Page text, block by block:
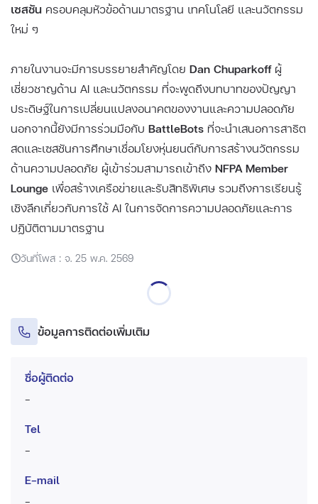
เซสชัน ครอบคลุมหัวข้อด้านมาตรฐาน เทคโนโลยี และนวัตกรรม
ใหม่ ๆ
ภายในงานจะมีการบรรยายสำคัญโดย Dan Chuparkoffผู้
เชี่ยวชาญด้าน AI และนวัตกรรม ที่จะพูดถึงบทบาทของปัญญา
ประดิษฐ์ในการเปลี่ยนแปลงอนาคตของงานและความปลอดภัย
นอกจากนี้ยังมีการร่วมมือกับ BattleBots ที่จะนำเสนอการสาธิต
สดและเซสชันการศึกษาเชื่อมโยงหุ่นยนต์กับการสร้างนวัตกรรม
ด้านความปลอดภัย ผู้เข้าร่วมสามารถเข้าถึง NFPA Member
Lounge เพื่อสร้างเครือข่ายและรับสิทธิพิเศษ รวมถึงการเรียนรู้
เชิงลึกเกี่ยวกับการใช้ AI ในการจัดการความปลอดภัยและการ
ปฏิบัติตามมาตรฐาน
วันที่โพส : จ. 25 พ.ค. 2569
ข้อมูลการติดต่อเพิ่มเติม
ชื่อผู้ติดต่อ
-
Tel
-
E-mail